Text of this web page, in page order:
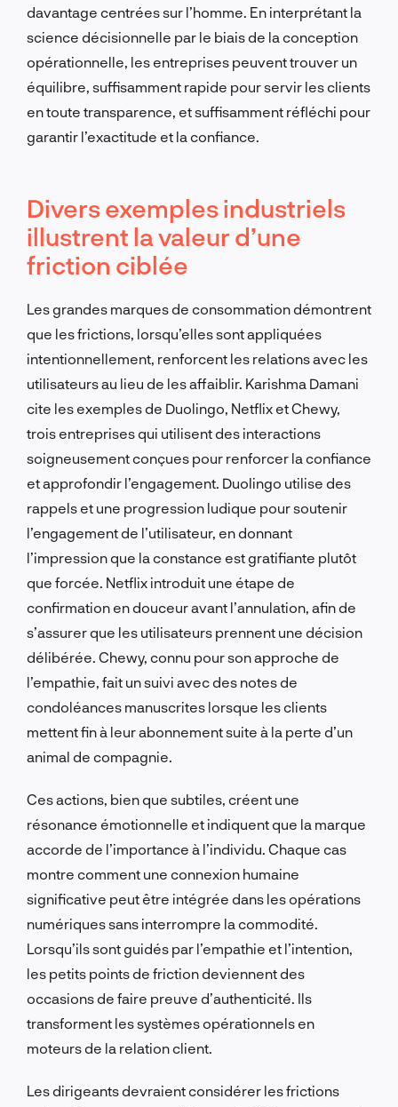
davantage centrées sur l’homme. En interprétant la
science décisionnelle par le biais de la conception
opérationnelle, les entreprises peuvent trouver un
équilibre, suffisamment rapide pour servir les clients
en toute transparence, et suffisamment réfléchi pour
garantir l’exactitude et la confiance.
Divers exemples industriels
illustrent la valeur d’une
friction ciblée
Les grandes marques de consommation démontrent
que les frictions, lorsqu’elles sont appliquées
intentionnellement, renforcent les relations avec les
utilisateurs au lieu de les affaiblir. Karishma Damani
cite les exemples de Duolingo, Netflix et Chewy,
trois entreprises qui utilisent des interactions
soigneusement conçues pour renforcer la confiance
et approfondir l’engagement. Duolingo utilise des
rappels et une progression ludique pour soutenir
l’engagement de l’utilisateur, en donnant
l’impression que la constance est gratifiante plutôt
que forcée. Netflix introduit une étape de
confirmation en douceur avant l’annulation, afin de
s’assurer que les utilisateurs prennent une décision
délibérée. Chewy, connu pour son approche de
l’empathie, fait un suivi avec des notes de
condoléances manuscrites lorsque les clients
mettent fin à leur abonnement suite à la perte d’un
animal de compagnie.
Ces actions, bien que subtiles, créent une
résonance émotionnelle et indiquent que la marque
accorde de l’importance à l’individu. Chaque cas
montre comment une connexion humaine
significative peut être intégrée dans les opérations
numériques sans interrompre la commodité.
Lorsqu’ils sont guidés par l’empathie et l’intention,
les petits points de friction deviennent des
occasions de faire preuve d’authenticité. Ils
transforment les systèmes opérationnels en
moteurs de la relation client.
Les dirigeants devraient considérer les frictions